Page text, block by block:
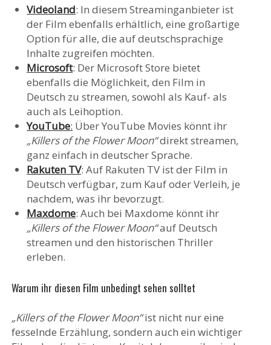
Videoland: In diesem Streaminganbieter ist
der Film ebenfalls erhältlich, eine großartige
Option für alle, die auf deutschsprachige
Inhalte zugreifen möchten.
Microsoft: Der Microsoft Store bietet
ebenfalls die Möglichkeit, den Film in
Deutsch zu streamen, sowohl als Kauf- als
auch als Leihoption.
YouTube: Über YouTube Movies könnt ihr
„Killers of the Flower Moon“direkt streamen,
ganz einfach in deutscher Sprache.
Rakuten TV: Auf Rakuten TV ist der Film in
Deutsch verfügbar, zum Kauf oder Verleih, je
nachdem, was ihr bevorzugt.
Maxdome: Auch bei Maxdome könnt ihr
„Killers of the Flower Moon“auf Deutsch
streamen und den historischen Thriller
erleben.
Warum ihr diesen Film unbedingt sehen solltet
„Killers of the Flower Moon“ist nicht nur eine
fesselnde Erzählung, sondern auch ein wichtiger